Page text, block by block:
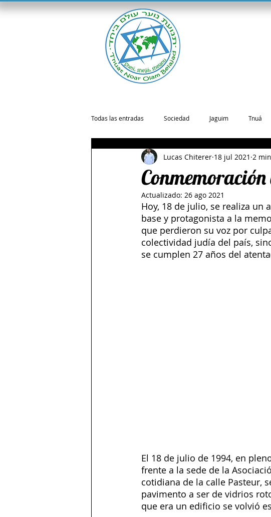
Todas las entradas Sociedad Jaguim Tnuá
Lucas Chiterer 18 jul 2021 2
Actualizado: 26 ago 2021
Hoy, 18 de julio, se realiza un
base y protagonista a la
que perdieron su voz por
colectividad judía del país,
se cumplen 27 años del
El 18 de julio de 1994, en
frente a la sede de la
cotidiana de la calle Pasteur,
pavimento a ser de vidrios
que era un edificio se volvió